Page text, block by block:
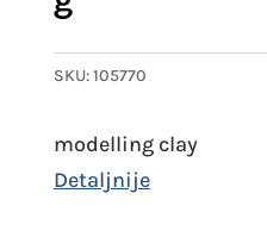
SKU:105770
modelling clay